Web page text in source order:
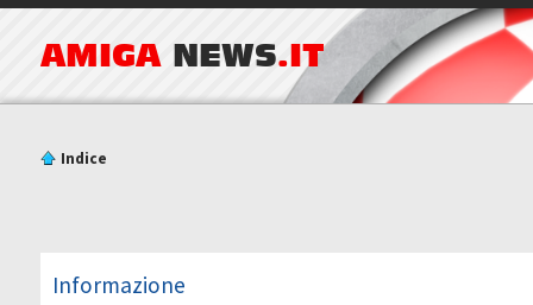
AMIGA NEWS.IT
Indice
Informazione